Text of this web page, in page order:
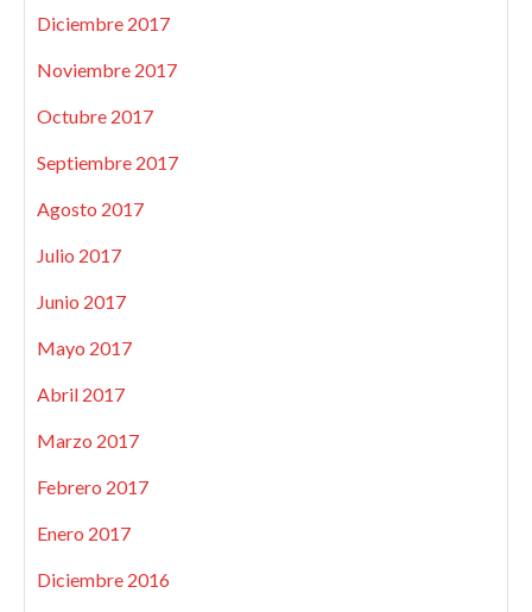
Diciembre 2017
Noviembre 2017
Octubre 2017
Septiembre 2017
Agosto 2017
Julio 2017
Junio 2017
Mayo 2017
Abril 2017
Marzo 2017
Febrero 2017
Enero 2017
Diciembre 2016